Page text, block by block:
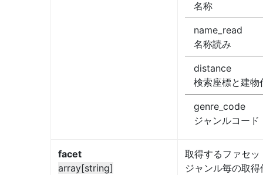
名称
name_read
名称読み
distance
検索座標と建物
genre_code
ジャンルコード
facet
array[string]
取得するファセ
ジャンル毎の取